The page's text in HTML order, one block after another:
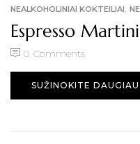
NEALKOHOLINIAI KOKTEILIAI
Espresso Martini
0 Comments
SUŽINOKITE DAUGIAU